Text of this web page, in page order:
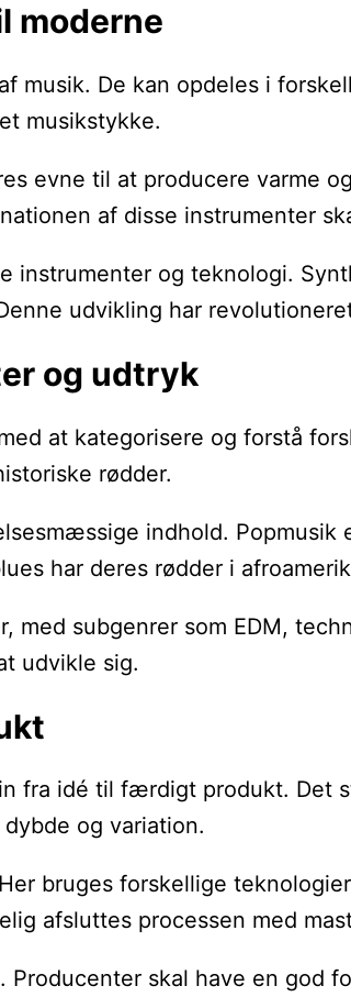
moderne
musik. De kan opdeles i
musikstykke.
evne til at producere varme
af disse instrumenter
instrumenter og teknologi.
udvikling har
og udtryk
at kategorisere og forstå
rødder.
indhold.
har deres rødder i
med subgenrer som EDM,
udvikle sig.
fra idé til færdigt produkt.
og variation.
bruges forskellige
afsluttes processen med
skal have en god